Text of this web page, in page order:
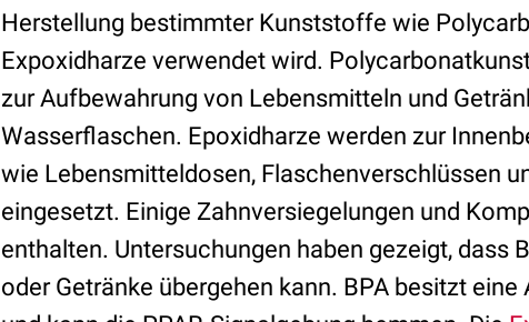
Herstellung bestimmter Kunststoffe wie
Expoxidharze verwendet wird.
zur Aufbewahrung von Lebensmitteln und
Wasserflaschen. Epoxidharze werden zur
wie Lebensmitteldosen, Flaschenverschlüssen
eingesetzt. Einige Zahnversiegelungen und
enthalten. Untersuchungen haben gezeigt, dass
oder Getränke übergehen kann. BPA besitzt